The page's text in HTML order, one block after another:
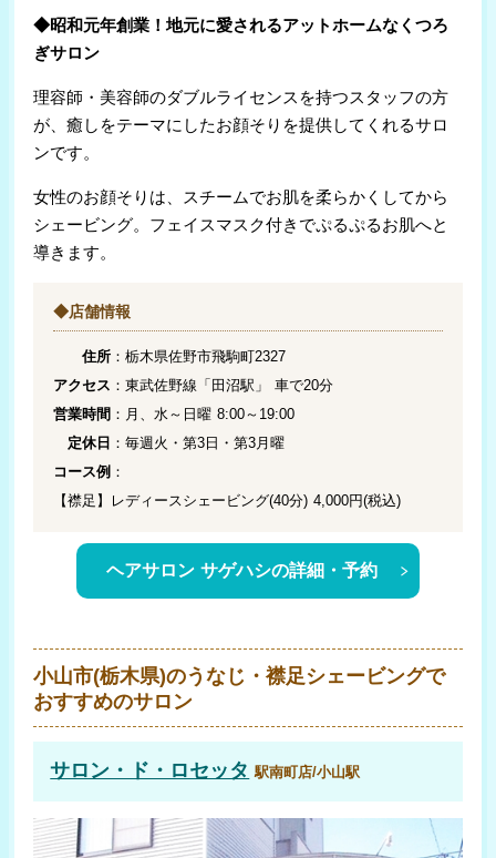
◆昭和元年創業！地元に愛されるアットホームなくつろ
ぎサロン
理容師・美容師のダブルライセンスを持つスタッフの方
が、癒しをテーマにしたお顔そりを提供してくれるサロ
ンです。
女性のお顔そりは、スチームでお肌を柔らかくしてから
シェービング。フェイスマスク付きでぷるぷるお肌へと
導きます。
◆店舗情報
住所 ：栃木県佐野市飛駒町2327
アクセス ：東武佐野線「田沼駅」 車で20分
営業時間 ：月、水～日曜 8:00～19:00
定休日 ：毎週火・第3日・第3月曜
コース例 ：
【襟足】レディースシェービング(40分) 4,000円(税込)
ヘアサロン サゲハシの詳細・予約
小山市(栃木県)のうなじ・襟足シェービングで
おすすめのサロン
サロン・ド・ロセッタ 駅南町店/小山駅